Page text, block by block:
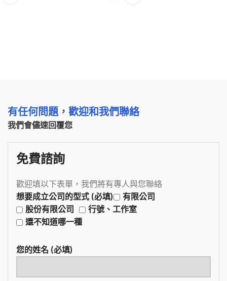
有任何問題，歡迎和我們聯絡
我們會儘速回覆您
免費諮詢
歡迎填以下表單，我們將有專人與您聯絡
想要成立公司的型式 (必填)
有限公司
股份有限公司
行號、工作室
還不知道哪一種
您的姓名 (必填)